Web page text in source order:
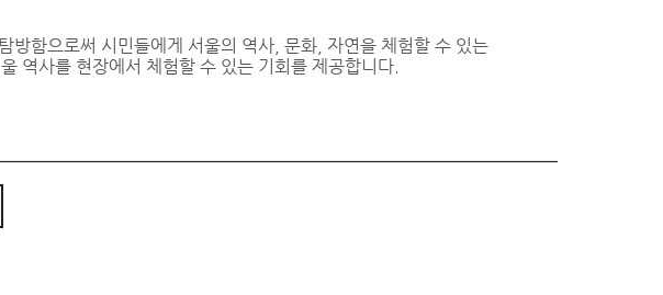
방함으로써 시민들에게 서울의 역사, 문화, 자연을 체험할 수 있는
역사를 현장에서 체험할 수 있는 기회를 제공합니다.